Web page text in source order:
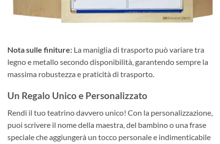
Nota sulle finiture: La maniglia di trasporto può variare tra
legno e metallo secondo disponibilità, garantendo sempre la
massima robustezza e praticità di trasporto.
Un Regalo Unico e Personalizzato
Rendi il tuo teatrino davvero unico! Con la personalizzazione,
puoi scrivere il nome della maestra, del bambino o una frase
speciale che aggiungerà un tocco personale e indimenticabile